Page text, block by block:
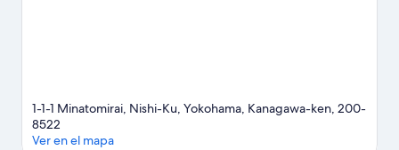
1-1-1 Minatomirai, Nishi-Ku, Yokohama, Kanagawa-ken, 200-
8522
Ver en el mapa